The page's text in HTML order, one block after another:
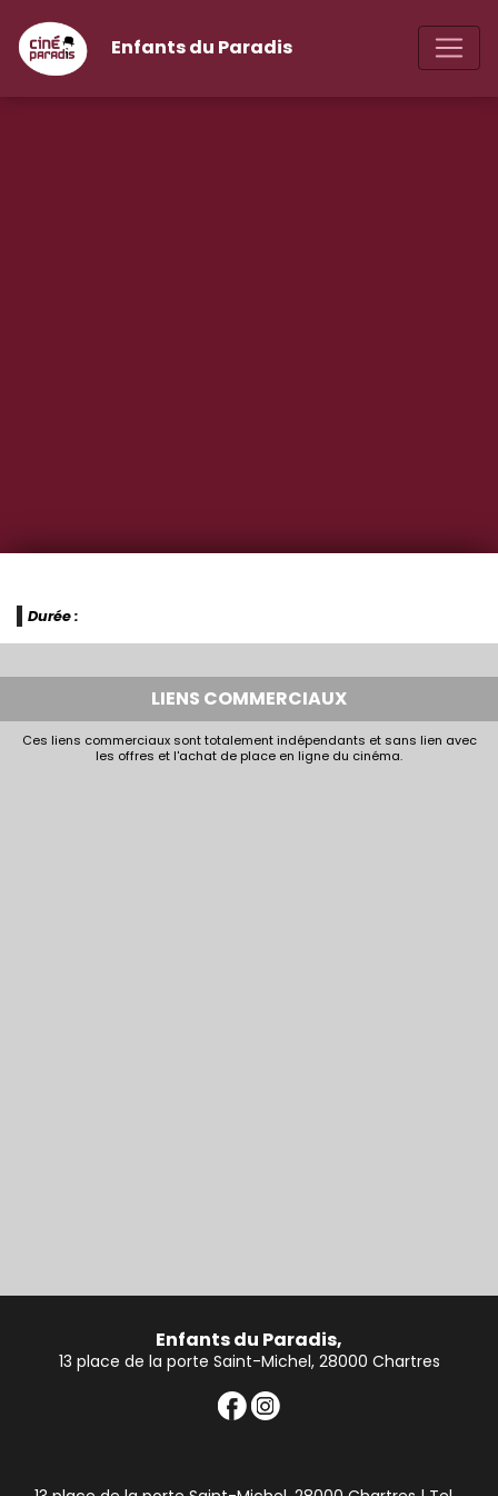
Enfants du Paradis
Durée :
LIENS COMMERCIAUX
Ces liens commerciaux sont totalement indépendants et sans lien avec
les offres et l'achat de place en ligne du cinéma.
Enfants du Paradis,
13 place de la porte Saint-Michel, 28000 Chartres